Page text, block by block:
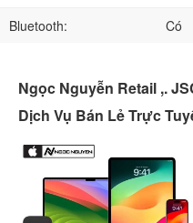
Bluetooth:
Có
Ngọc Nguyễn Retail ,.
Dịch Vụ Bán Lẻ Trực